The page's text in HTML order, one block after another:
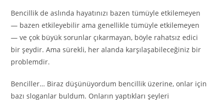
Bencillik de aslında hayatınızı bazen tümüyle etkilemeyen
— bazen etkileyebilir ama genellikle tümüyle etkilemeyen
— ve çok büyük sorunlar çıkarmayan, böyle rahatsız edici
bir şeydir. Ama sürekli, her alanda karşılaşabileceğiniz bir
problemdir.
Benciller… Biraz düşünüyordum bencillik üzerine, onlar için
bazı sloganlar buldum. Onların yaptıkları şeyleri